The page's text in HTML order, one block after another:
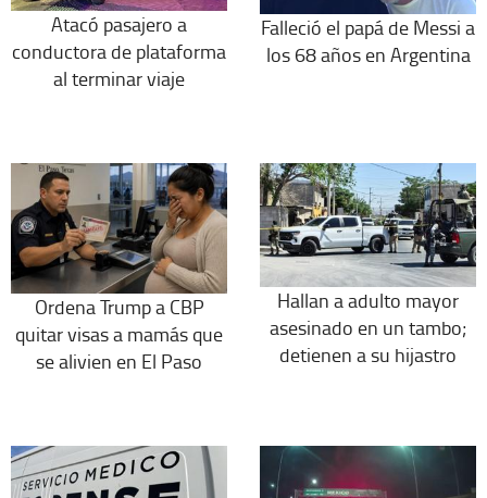
Atacó pasajero a
conductora de plataforma
al terminar viaje
Falleció el papá de Messi a
los 68 años en Argentina
Ordena Trump a CBP
quitar visas a mamás que
se alivien en El Paso
Hallan a adulto mayor
asesinado en un tambo;
detienen a su hijastro